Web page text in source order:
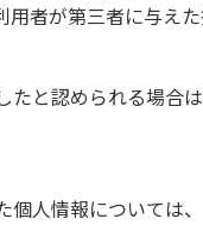
者が第三者に与えた
と認められる場合
人情報については